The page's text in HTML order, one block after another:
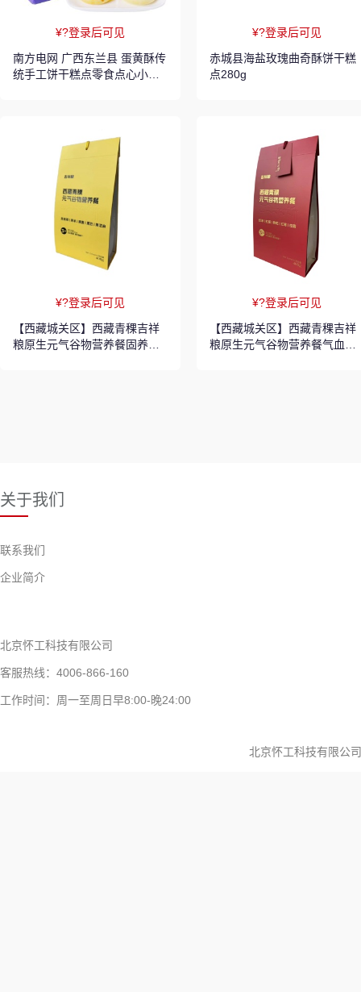
¥?登录后可见
南方电网 广西东兰县 蛋黄酥传
统手工饼干糕点零食点心小吃
¥?登录后可见
赤城县海盐玫瑰曲奇酥饼干糕
点280g
¥?登录后可见
【西藏城关区】西藏青稞吉祥
粮原生元气谷物营养餐固养代
¥?登录后可见
【西藏城关区】西藏青稞吉祥
粮原生元气谷物营养餐气血代
关于我们
联系我们
企业简介
北京怀工科技有限公司
客服热线：4006-866-160
工作时间：周一至周日早8:00-晚24:00
北京怀工科技有限公